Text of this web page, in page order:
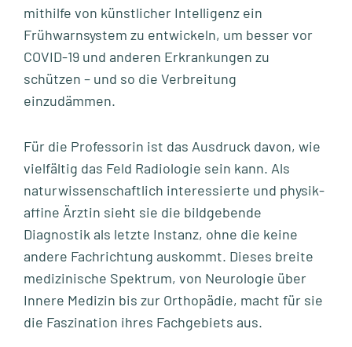
mithilfe von künstlicher Intelligenz ein
Frühwarnsystem zu entwickeln, um besser vor
COVID-19 und anderen Erkrankungen zu
schützen – und so die Verbreitung
einzudämmen.
Für die Professorin ist das Ausdruck davon, wie
vielfältig das Feld Radiologie sein kann. Als
naturwissenschaftlich interessierte und physik-
affine Ärztin sieht sie die bildgebende
Diagnostik als letzte Instanz, ohne die keine
andere Fachrichtung auskommt. Dieses breite
medizinische Spektrum, von Neurologie über
Innere Medizin bis zur Orthopädie, macht für sie
die Faszination ihres Fachgebiets aus.